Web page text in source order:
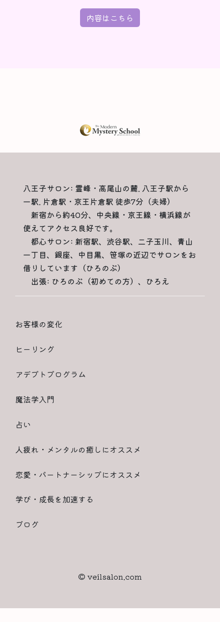
内容はこちら
八王子サロン: 霊峰・高尾山の麓. 八王子駅から
一駅. 片倉駅・京王片倉駅 徒歩7分（夫婦）
新宿から約40分、中央線・京王線・横浜線が
使えてアクセス良好です。
都心サロン: 新宿駅、渋谷駅、二子玉川、青山
一丁目、銀座、中目黒、笹塚の近辺でサロンをお
借りしています（ひろのぶ）
出張: ひろのぶ（初めての方）、ひろえ
お客様の変化
ヒーリング
アデプトプログラム
魔法学入門
占い
人疲れ・メンタルの癒しにオススメ
恋愛・パートナーシップにオススメ
学び・成長を加速する
ブログ
© veilsalon.com